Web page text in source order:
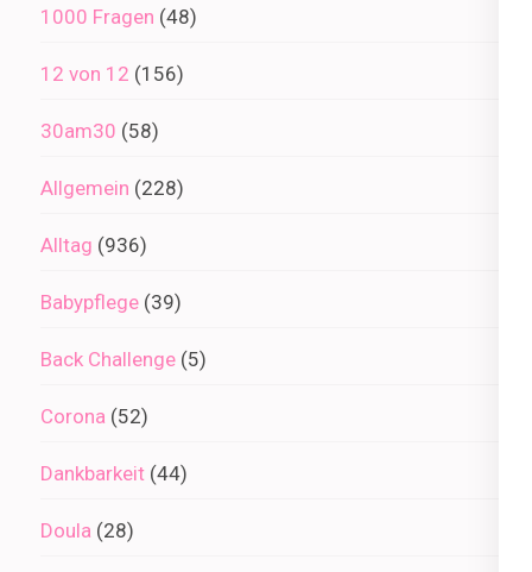
1000 Fragen (48)
12 von 12 (156)
30am30 (58)
Allgemein (228)
Alltag (936)
Babypflege (39)
Back Challenge (5)
Corona (52)
Dankbarkeit (44)
Doula (28)